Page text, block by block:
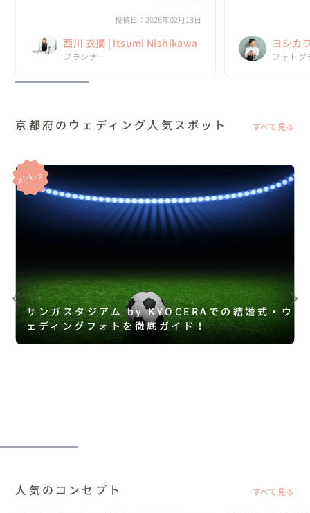
感覚で、自分の...
投稿日：2026年02月13日
西川 衣摘 | Itsumi Nishikawa
プランナー
ヨシカ
フォトグ
京都府のウェディング人気スポット すべて見る
サンガスタジアム by KYOCERAでの結婚式・ウ
ェディングフォトを徹底ガイド！
人気のコンセプト すべて見る